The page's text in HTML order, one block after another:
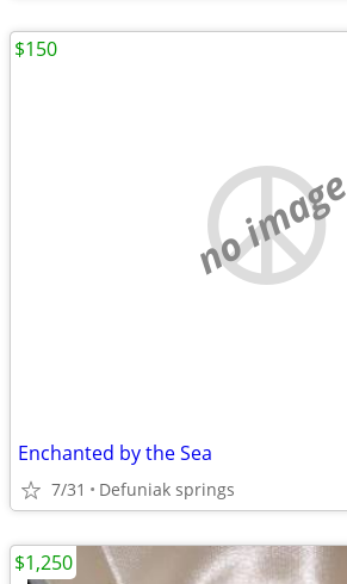
no image
Enchanted by the Sea
7/31 Defuniak springs
$150
$1,250